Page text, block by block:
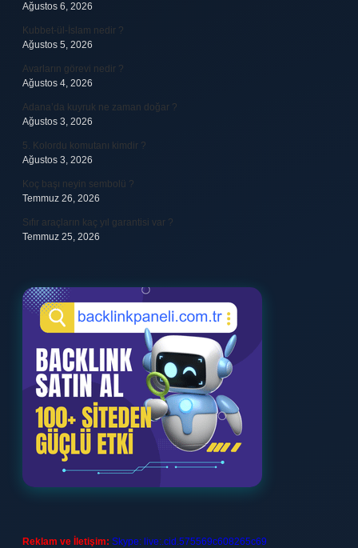
Ağustos 6, 2026
Kubbet-ül-İslam nedir ?
Ağustos 5, 2026
Avarların görevi nedir ?
Ağustos 4, 2026
Adana’da kuyruk ne zaman doğar ?
Ağustos 3, 2026
5. Kolordu komutanı kimdir ?
Ağustos 3, 2026
Koç başı neyin sembolü ?
Temmuz 26, 2026
Sıfır araçların kaç yıl garantisi var ?
Temmuz 25, 2026
Reklam ve İletişim: Skype: live:.cid.575569c608265c69